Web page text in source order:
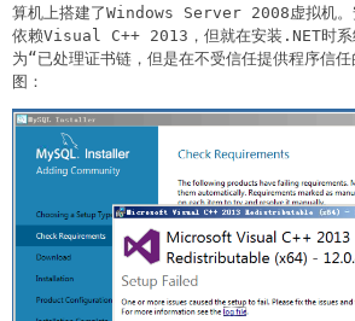
算机上搭建了Windows Server 2008虚拟机。
依赖Visual C++ 2013，但就在安装.NET时系
为“已处理证书链，但是在不受信任提供程序信
图：